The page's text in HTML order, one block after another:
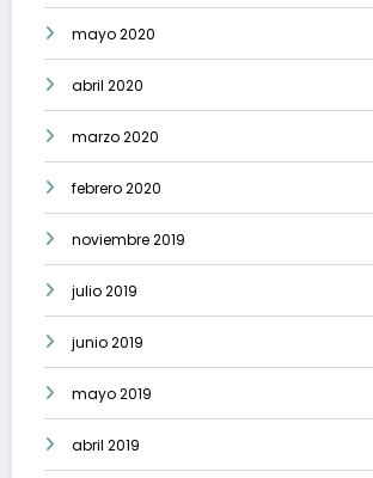
mayo 2020
abril 2020
marzo 2020
febrero 2020
noviembre 2019
julio 2019
junio 2019
mayo 2019
abril 2019